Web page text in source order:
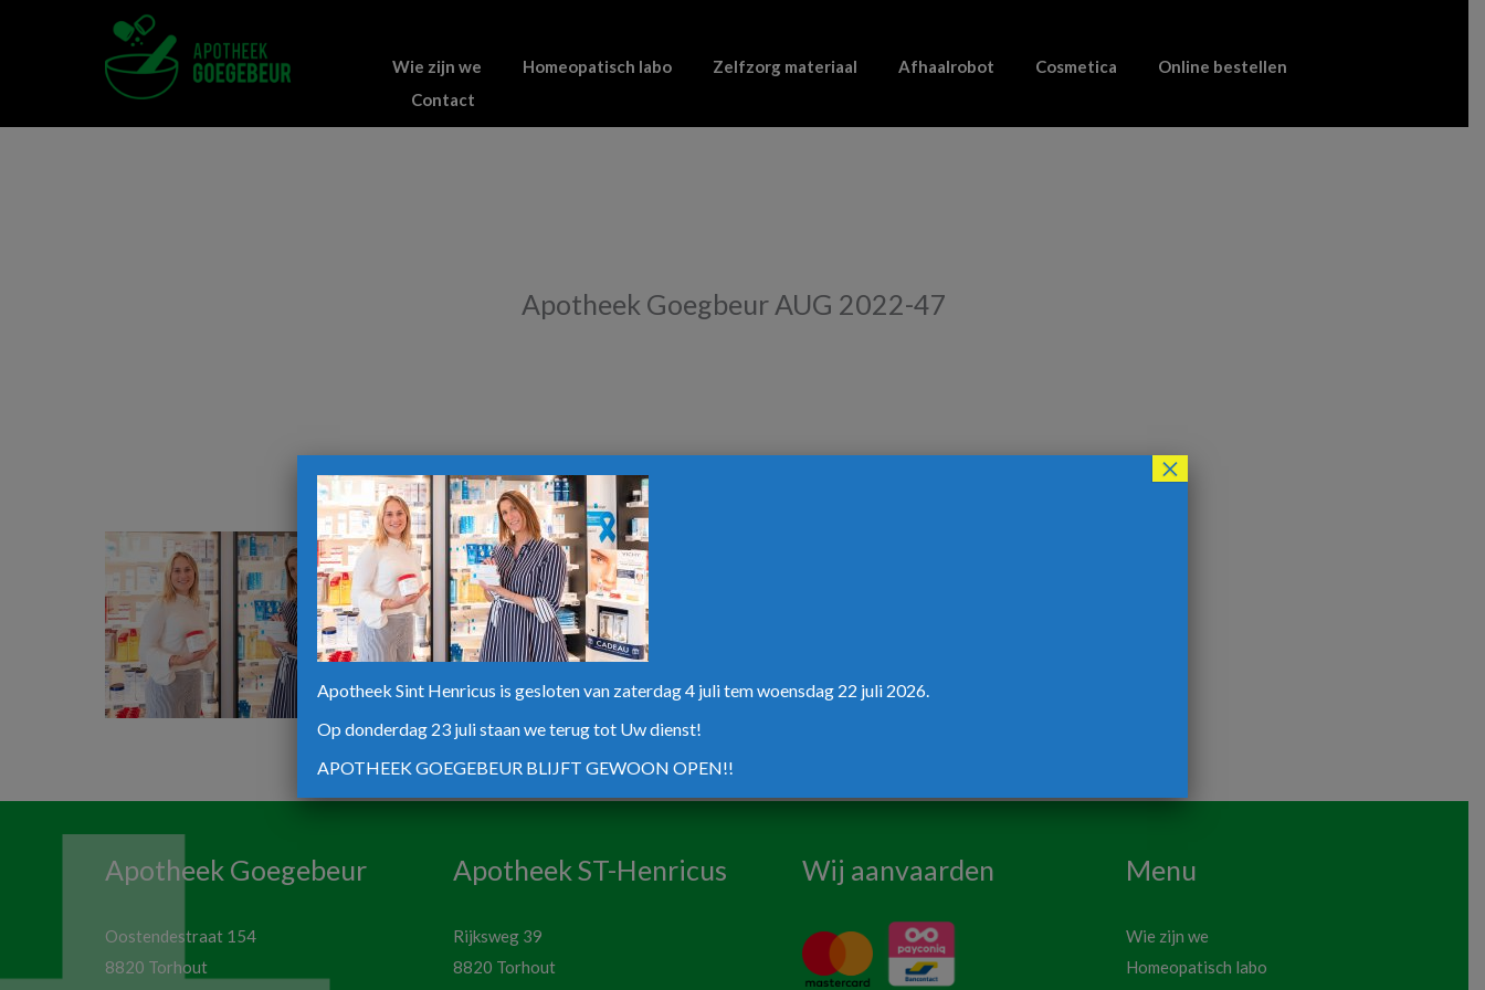
Wie zijn we Homeopatisch labo Zelfzorg materiaal Afhaalrobot Cosmetica
Online bestellen
Contact
Apotheek Goegbeur AUG 2022-47
Apotheek Goegebeur
Oostendestraat 154
8820 Torhout
Apotheek ST-Henricus
Rijksweg 39
8820 Torhout
Wij aanvaarden Menu
Wie zijn we
Homeopatisch labo
Apotheek Sint Henricus is gesloten van zaterdag 4 juli tem woensdag 22 juli 2026.
Op donderdag 23 juli staan we terug tot Uw dienst!
APOTHEEK GOEGEBEUR BLIJFT GEWOON OPEN!!
×